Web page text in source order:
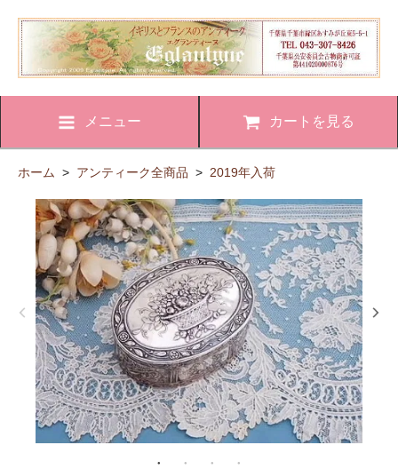
メニュー カートを見る
ホーム > アンティーク全商品 > 2019年入荷